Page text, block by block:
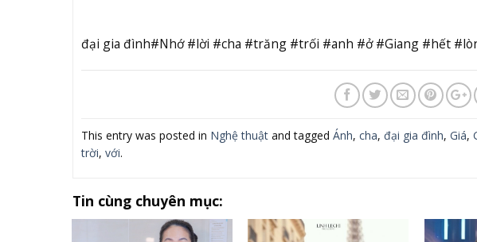
đại gia đình#Nhớ #lời #cha #trăng #trối #anh #ở #Giang #hết
This entry was posted in Nghệ thuậtand tagged Ánh, cha, đại gia đình, Giá,
trời, với.
Tin cùng chuyên mục: